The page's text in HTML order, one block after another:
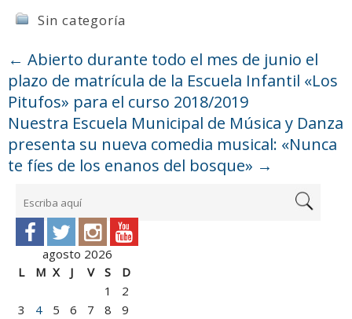
Sin categoría
← Abierto durante todo el mes de junio el
plazo de matrícula de la Escuela Infantil «Los
Pitufos» para el curso 2018/2019
Nuestra Escuela Municipal de Música y Danza
presenta su nueva comedia musical: «Nunca
te fíes de los enanos del bosque» →
agosto 2026
L
M X J V S
D
1
2
3
4 5 6 7 8
9